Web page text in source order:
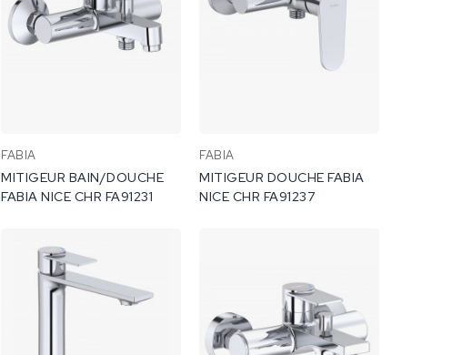
FABIA
MITIGEUR BAIN/DOUCHE
FABIA NICE CHR FA91231
FABIA
MITIGEUR DOUCHE FABIA
NICE CHR FA91237